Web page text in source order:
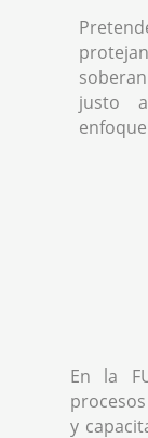
justo
En la
y